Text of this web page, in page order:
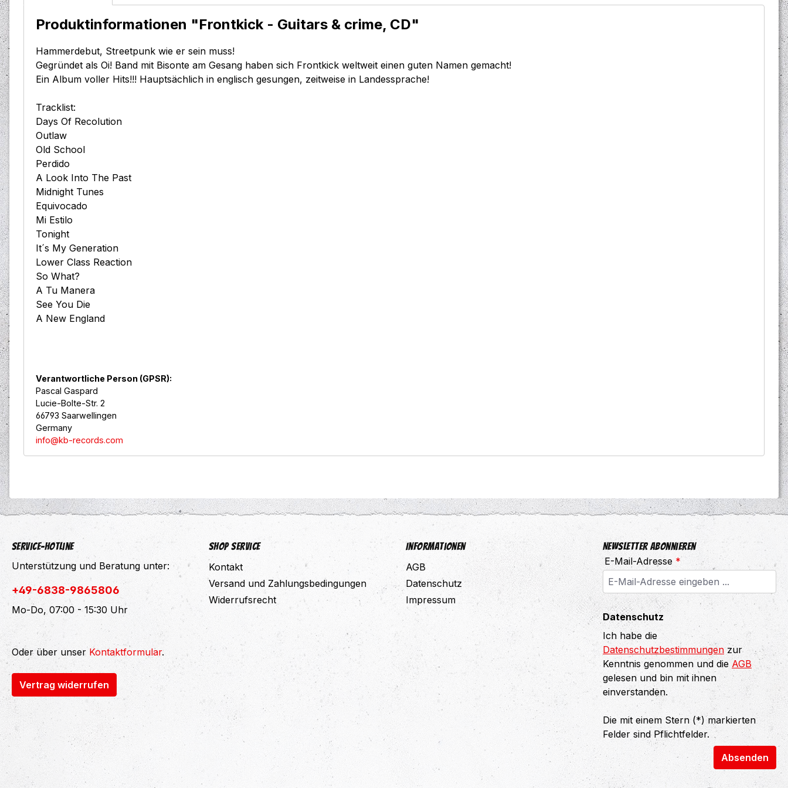
Produktinformationen "Frontkick - Guitars & crime, CD"
Hammerdebut, Streetpunk wie er sein muss!
Gegründet als Oi! Band mit Bisonte am Gesang haben sich Frontkick weltweit einen guten Namen gemacht!
Ein Album voller Hits!!! Hauptsächlich in englisch gesungen, zeitweise in Landessprache!
Tracklist:
Days Of Recolution
Outlaw
Old School
Perdido
A Look Into The Past
Midnight Tunes
Equivocado
Mi Estilo
Tonight
It´s My Generation
Lower Class Reaction
So What?
A Tu Manera
See You Die
A New England
Verantwortliche Person (GPSR):
Pascal Gaspard
Lucie-Bolte-Str. 2
66793 Saarwellingen
Germany
info@kb-records.com
Service-Hotline
Unterstützung und Beratung unter:
+49-6838-9865806
Mo-Do, 07:00 - 15:30 Uhr
Oder über unser Kontaktformular.
Vertrag widerrufen
Shop Service
Kontakt
Versand und Zahlungsbedingungen
Widerrufsrecht
Informationen
AGB
Datenschutz
Impressum
Newsletter abonnieren
E-Mail-Adresse *
Datenschutz
Ich habe die
Datenschutzbestimmungenzur
Kenntnis genommen und die AGB
gelesen und bin mit ihnen
einverstanden.
Die mit einem Stern (*) markierten
Felder sind Pflichtfelder.
Absenden